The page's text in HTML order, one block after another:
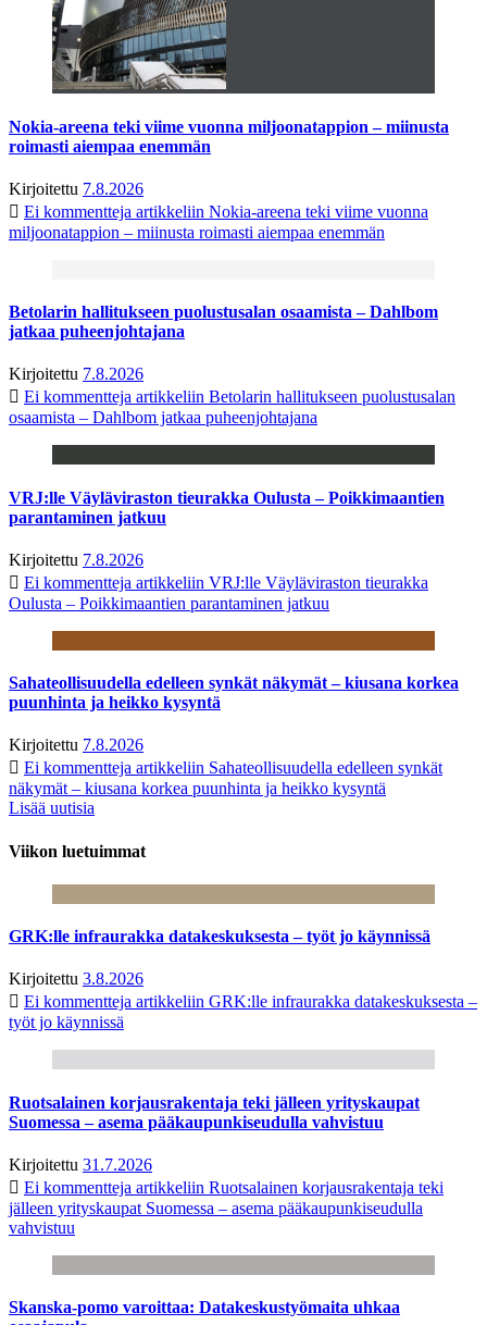
Nokia-areena teki viime vuonna miljoonatappion – miinusta
roimasti aiempaa enemmän
Kirjoitettu 7.8.2026
Ei kommentteja artikkeliin Nokia-areena teki viime vuonna
miljoonatappion – miinusta roimasti aiempaa enemmän
Betolarin hallitukseen puolustusalan osaamista – Dahlbom
jatkaa puheenjohtajana
Kirjoitettu 7.8.2026
Ei kommentteja artikkeliin Betolarin hallitukseen puolustusalan
osaamista – Dahlbom jatkaa puheenjohtajana
VRJ:lle Väyläviraston tieurakka Oulusta – Poikkimaantien
parantaminen jatkuu
Kirjoitettu 7.8.2026
Ei kommentteja artikkeliin VRJ:lle Väyläviraston tieurakka
Oulusta – Poikkimaantien parantaminen jatkuu
Sahateollisuudella edelleen synkät näkymät – kiusana korkea
puunhinta ja heikko kysyntä
Kirjoitettu 7.8.2026
Ei kommentteja artikkeliin Sahateollisuudella edelleen synkät
näkymät – kiusana korkea puunhinta ja heikko kysyntä
Lisää uutisia
Viikon luetuimmat
GRK:lle infraurakka datakeskuksesta – työt jo käynnissä
Kirjoitettu 3.8.2026
Ei kommentteja artikkeliin GRK:lle infraurakka datakeskuksesta –
työt jo käynnissä
Ruotsalainen korjausrakentaja teki jälleen yrityskaupat
Suomessa – asema pääkaupunkiseudulla vahvistuu
Kirjoitettu 31.7.2026
Ei kommentteja artikkeliin Ruotsalainen korjausrakentaja teki
jälleen yrityskaupat Suomessa – asema pääkaupunkiseudulla
vahvistuu
Skanska-pomo varoittaa: Datakeskustyömaita uhkaa